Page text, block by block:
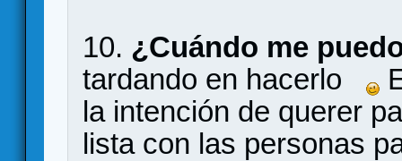
10. ¿Cuándo me
tardando en hacerlo
la intención de querer
lista con las personas